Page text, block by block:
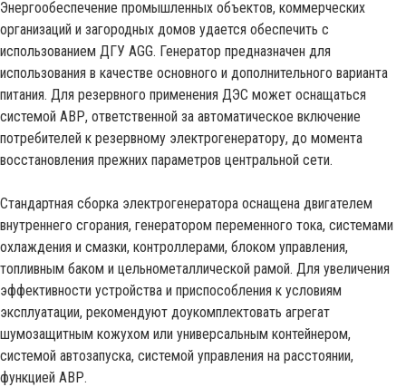
Энергообеспечение промышленных объектов, коммерческих
организаций и загородных домов удается обеспечить с
использованием ДГУ AGG. Генератор предназначен для
использования в качестве основного и дополнительного варианта
питания. Для резервного применения ДЭС может оснащаться
системой АВР, ответственной за автоматическое включение
потребителей к резервному электрогенератору, до момента
восстановления прежних параметров центральной сети.
Стандартная сборка электрогенератора оснащена двигателем
внутреннего сгорания, генератором переменного тока, системами
охлаждения и смазки, контроллерами, блоком управления,
топливным баком и цельнометаллической рамой. Для увеличения
эффективности устройства и приспособления к условиям
эксплуатации, рекомендуют доукомплектовать агрегат
шумозащитным кожухом или универсальным контейнером,
системой автозапуска, системой управления на расстоянии,
функцией АВР.